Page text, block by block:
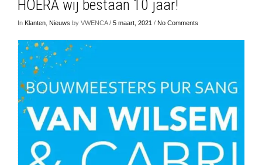
HOERA wij bestaan 10 jaar!
In Klanten Nieuws by VWENCA / 5 maart, 2021 / No Comments